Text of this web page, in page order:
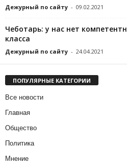
Дежурный по сайту - 09.02.2021
Чеботарь: у нас нет
класса
Дежурный по сайту - 24.04.2021
ПОПУЛЯРНЫЕ КАТЕГОРИИ
Все новости
Главная
Общество
Политика
Мнение